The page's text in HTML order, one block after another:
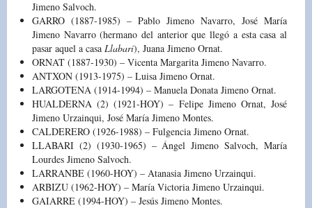
Jimeno Salvoch.
GARRO (1887-1985) – Pablo Jimeno Navarro, José María
Jimeno Navarro (hermano del anterior que llegó a esta casa al
pasar aquel a casa Llabari), Juana Jimeno Ornat.
ORNAT (1887-1930) – Vicenta Margarita Jimeno Navarro.
ANTXON (1913-1975) – Luisa Jimeno Ornat.
LARGOTENA (1914-1994) – Manuela Donata Jimeno Ornat.
HUALDERNA (2) (1921-HOY) – Felipe Jimeno Ornat, José
Jimeno Urzainqui, José María Jimeno Montes.
CALDERERO (1926-1988) – Fulgencia Jimeno Ornat.
LLABARI (2) (1930-1965) – Ángel Jimeno Salvoch, María
Lourdes Jimeno Salvoch.
LARRANBE (1960-HOY) – Atanasia Jimeno Urzainqui.
ARBIZU (1962-HOY) – María Victoria Jimeno Urzainqui.
GAIARRE (1994-HOY) – Jesús Jimeno Montes.